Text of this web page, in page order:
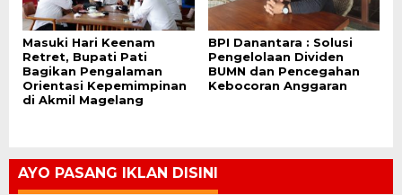
Masuki Hari Keenam
Retret, Bupati Pati
Bagikan Pengalaman
Orientasi Kepemimpinan
di Akmil Magelang
BPI Danantara : Solusi
Pengelolaan Dividen
BUMN dan Pencegahan
Kebocoran Anggaran
AYO PASANG IKLAN DISINI